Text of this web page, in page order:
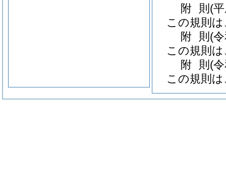
附 則 (
この規則
附 則 (
この規則
附 則 (
この規則